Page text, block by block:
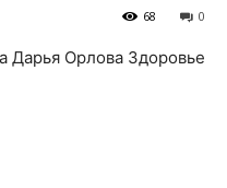
0
68
Дарья Орлова Здоровье